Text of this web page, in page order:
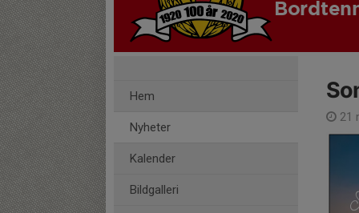
Hem
Nyheter
Kalender
Bildgalleri
21